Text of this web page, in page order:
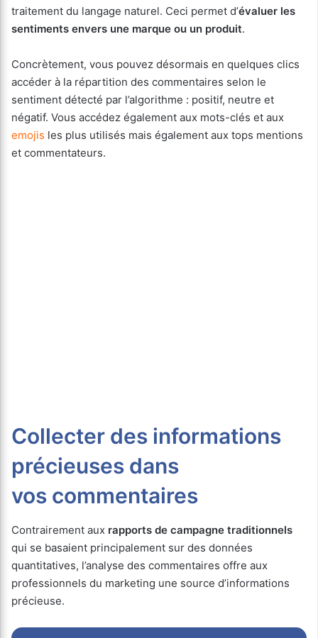
traitement du langage naturel. Ceci permet d’évaluer les
sentiments envers une marque ou un produit.
Concrètement, vous pouvez désormais en quelques clics
accéder à la répartition des commentaires selon le
sentiment détecté par l’algorithme : positif, neutre et
négatif. Vous accédez également aux mots-clés et aux
emojis les plus utilisés mais également aux tops mentions
et commentateurs.
Collecter des informations
précieuses dans
vos commentaires
Contrairement aux rapports de campagne traditionnels
qui se basaient principalement sur des données
quantitatives, l’analyse des commentaires offre aux
professionnels du marketing une source d’informations
précieuse.